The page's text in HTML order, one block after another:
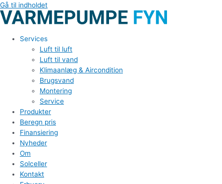
Gå til indholdet
Services
Luft til luft
Luft til vand
Klimaanlæg & Aircondition
Brugsvand
Montering
Service
Produkter
Beregn pris
Finansiering
Nyheder
Om
Solceller
Kontakt